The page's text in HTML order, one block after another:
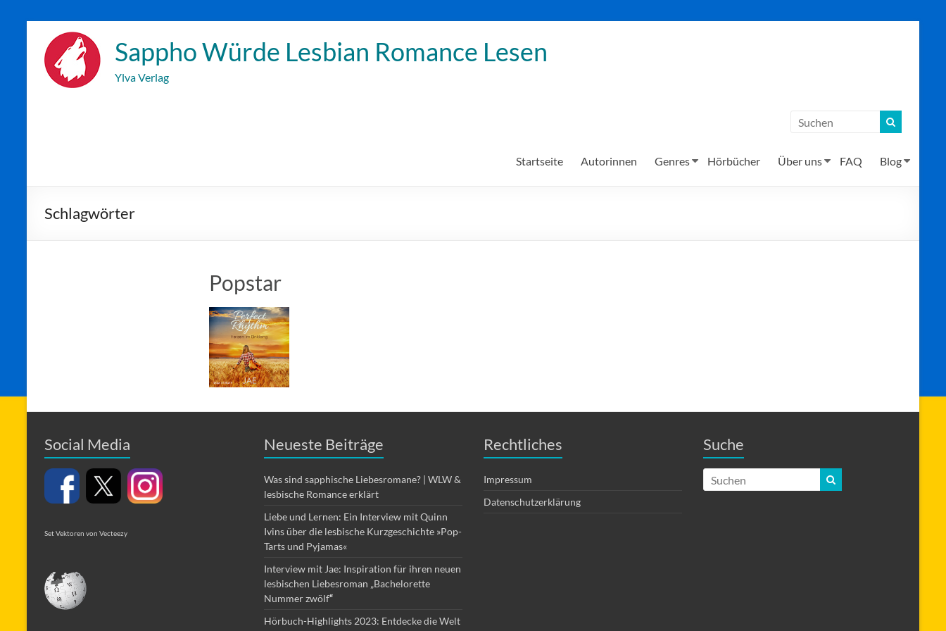
Inhalt
wechseln
Sappho Würde Lesbian Romance Lesen
Ylva Verlag
Startseite Autorinnen Genres Hörbücher Über uns FAQ Blog
Schlagwörter
Popstar
Social Media
Set Vektoren von Vecteezy
Neueste Beiträge
Was sind sapphische Liebesromane? | WLW &
lesbische Romance erklärt
Liebe und Lernen: Ein Interview mit Quinn
Ivins über die lesbische Kurzgeschichte »Pop-
Tarts und Pyjamas«
Interview mit Jae: Inspiration für ihren neuen
lesbischen Liebesroman „Bachelorette
Nummer zwölf“
Hörbuch-Highlights 2023: Entdecke die Welt
Rechtliches
Impressum
Datenschutzerklärung
Suche